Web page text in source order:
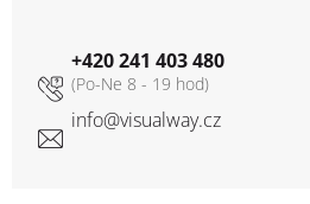
info@visualway.cz
+420 241 403 480